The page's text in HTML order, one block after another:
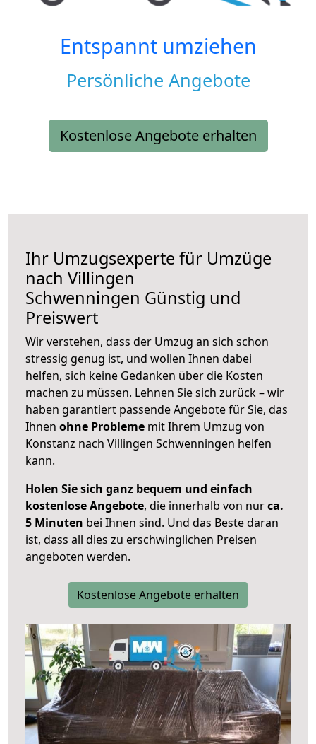
Entspannt umziehen
Persönliche Angebote
Kostenlose Angebote erhalten
Ihr Umzugsexperte für Umzüge
nach Villingen
Schwenningen Günstig und
Preiswert
Wir verstehen, dass der Umzug an sich schon
stressig genug ist, und wollen Ihnen dabei
helfen, sich keine Gedanken über die Kosten
machen zu müssen. Lehnen Sie sich zurück – wir
haben garantiert passende Angebote für Sie, das
Ihnen ohne Probleme mit Ihrem Umzug von
Konstanz nach Villingen Schwenningen helfen
kann.
Holen Sie sich ganz bequem und einfach
kostenlose Angebote, die innerhalb von nurca.
5 Minuten bei Ihnen sind. Und das Beste daran
ist, dass all dies zu erschwinglichen Preisen
angeboten werden.
Kostenlose Angebote erhalten